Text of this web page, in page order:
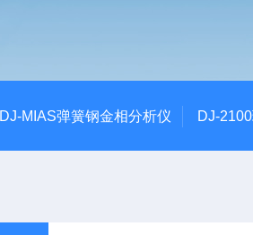
DJ-MIAS弹簧钢金相分析仪 DJ-